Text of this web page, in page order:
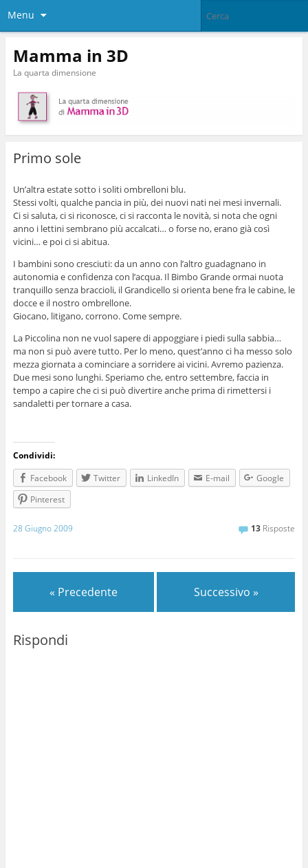
Menu
Mamma in 3D
La quarta dimensione
Primo sole
Un’altra estate sotto i soliti ombrelloni blu.
Stessi volti, qualche pancia in più, dei nuovi nati nei mesi invernali.
Ci si saluta, ci si riconosce, ci si racconta le novità, si nota che ogni
anno i lettini sembrano più accalcati… o forse no, erano già così
vicini… e poi ci si abitua.
I bambini sono cresciuti: da un anno con l’altro guadagnano in
autonomia e confidenza con l’acqua. Il Bimbo Grande ormai nuota
tranquillo senza braccioli, il Grandicello si orienta bene fra le cabine, le
docce e il nostro ombrellone.
Giocano, litigano, corrono. Come sempre.
La Piccolina non ne vuol sapere di appoggiare i piedi sulla sabbia…
ma non si può avere tutto. Per lo meno, quest’anno ci ha messo solo
mezza giornata a cominciare a sorridere ai vicini. Avremo pazienza.
Due mesi sono lunghi. Speriamo che, entro settembre, faccia in
tempo a capire che ci si può divertire anche prima di rimettersi i
sandaletti per tornare a casa.
Condividi:
Facebook
Twitter LinkedIn E-mail
Google
Pinterest
28 Giugno 2009 13 Risposte
« Precedente Successivo »
Rispondi